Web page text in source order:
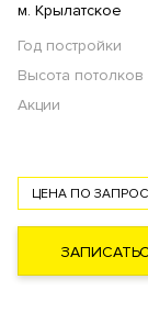
м. Крылатское
Год постройки
Высота потолков
Акции
ЦЕНА ПО